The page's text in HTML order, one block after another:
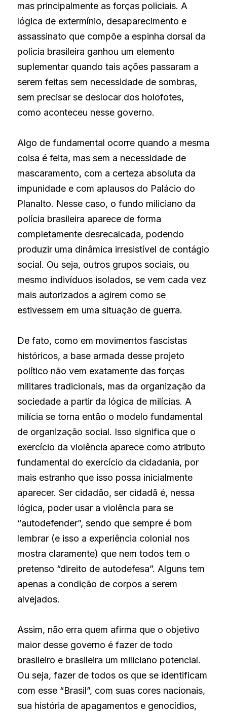
mas principalmente as forças policiais. A
lógica de extermínio, desaparecimento e
assassinato que compõe a espinha dorsal da
polícia brasileira ganhou um elemento
suplementar quando tais ações passaram a
serem feitas sem necessidade de sombras,
sem precisar se deslocar dos holofotes,
como aconteceu nesse governo.
Algo de fundamental ocorre quando a mesma
coisa é feita, mas sem a necessidade de
mascaramento, com a certeza absoluta da
impunidade e com aplausos do Palácio do
Planalto. Nesse caso, o fundo miliciano da
polícia brasileira aparece de forma
completamente desrecalcada, podendo
produzir uma dinâmica irresistível de contágio
social. Ou seja, outros grupos sociais, ou
mesmo indivíduos isolados, se vem cada vez
mais autorizados a agirem como se
estivessem em uma situação de guerra.
De fato, como em movimentos fascistas
históricos, a base armada desse projeto
político não vem exatamente das forças
militares tradicionais, mas da organização da
sociedade a partir da lógica de milícias. A
milícia se torna então o modelo fundamental
de organização social. Isso significa que o
exercício da violência aparece como atributo
fundamental do exercício da cidadania, por
mais estranho que isso possa inicialmente
aparecer. Ser cidadão, ser cidadã é, nessa
lógica, poder usar a violência para se
“autodefender”, sendo que sempre é bom
lembrar (e isso a experiência colonial nos
mostra claramente) que nem todos tem o
pretenso “direito de autodefesa”. Alguns tem
apenas a condição de corpos a serem
alvejados.
Assim, não erra quem afirma que o objetivo
maior desse governo é fazer de todo
brasileiro e brasileira um miliciano potencial.
Ou seja, fazer de todos os que se identificam
com esse “Brasil”, com suas cores nacionais,
sua história de apagamentos e genocídios,